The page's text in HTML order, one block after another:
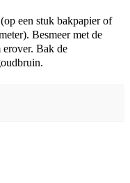
een stuk bakpapier of
Besmeer met de
Bak de